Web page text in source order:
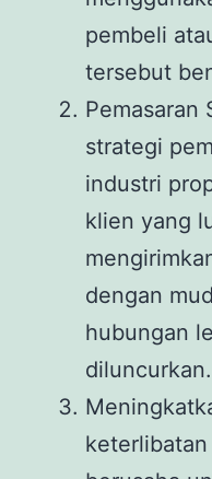
pembeli
tersebut
Pemasaran
strategi
industri
klien yang
dengan
hubungan
diluncurkan.